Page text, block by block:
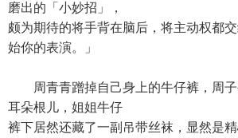
磨出的「小妙招」，
颇为期待的将手背在脑后，将主动权都
始你的表演。」
周青青蹭掉自己身上的牛仔裤，周子
耳朵根儿，姐姐牛仔
裤下居然还藏了一副吊带丝袜，显然是